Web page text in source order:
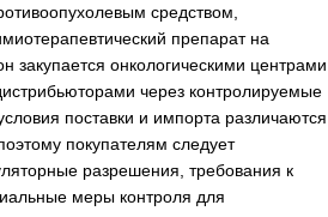
средством,
препарат на
закупается онкологическими центрами
через контролируемые
поставки и импорта различаются
покупателям следует
разрешения, требования к
меры контроля для